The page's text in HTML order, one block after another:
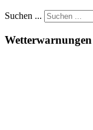
Suchen ...
Wetterwarnungen